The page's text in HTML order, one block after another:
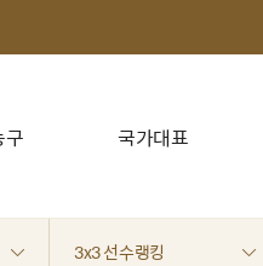
국가대표
3x3 선수랭킹